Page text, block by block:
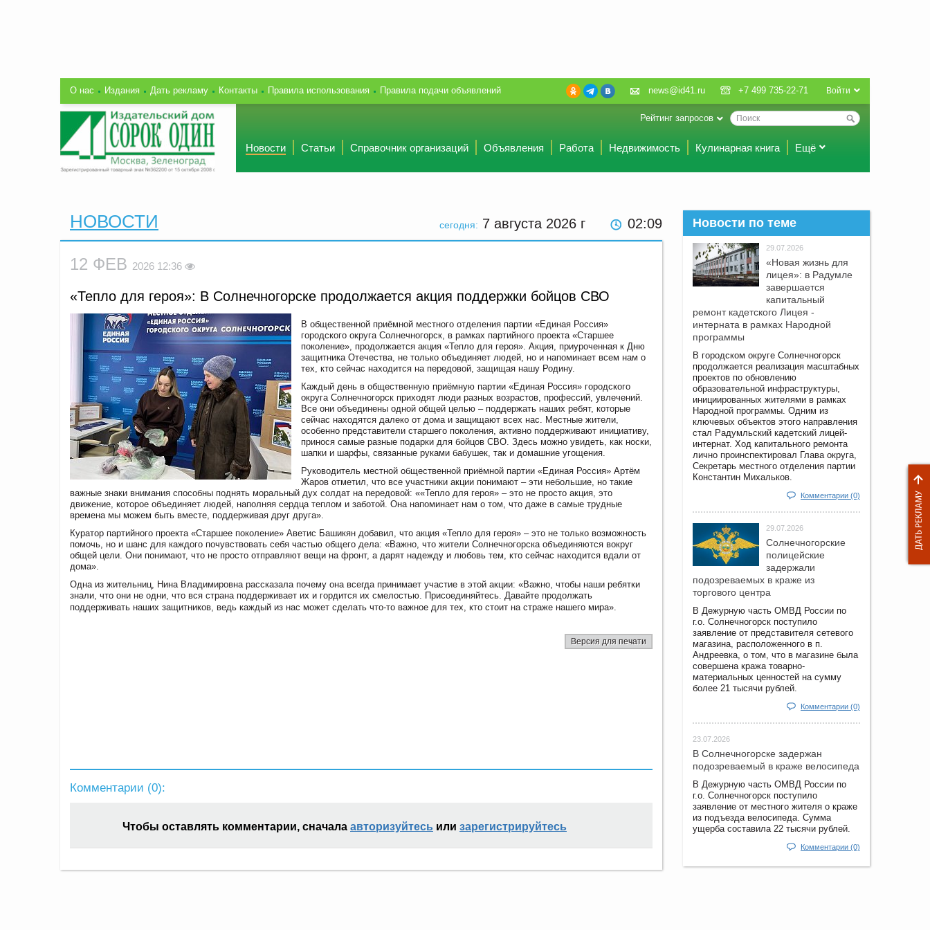
О нас Издания Дать рекламу Контакты Правила использования Правила подачи объявлений Войти
news@id41.ru +7 499 735-22-71
Рейтинг запросов
Новости Статьи Справочник организаций Объявления Работа Недвижимость Кулинарная книга Ещё
сегодня: 7 августа 2026 г 02:09
НОВОСТИ
12 ФЕВ 2026 12:36
«Тепло для героя»: В Солнечногорске продолжается акция поддержки бойцов СВО
В общественной приёмной местного отделения партии «Единая Россия»
городского округа Солнечногорск, в рамках партийного проекта «Старшее
поколение», продолжается акция «Тепло для героя». Акция, приуроченная к Дню
защитника Отечества, не только объединяет людей, но и напоминает всем нам о
тех, кто сейчас находится на передовой, защищая нашу Родину.
Каждый день в общественную приёмную партии «Единая Россия» городского
округа Солнечногорск приходят люди разных возрастов, профессий, увлечений.
Все они объединены одной общей целью – поддержать наших ребят, которые
сейчас находятся далеко от дома и защищают всех нас. Местные жители,
особенно представители старшего поколения, активно поддерживают инициативу,
принося самые разные подарки для бойцов СВО. Здесь можно увидеть, как носки,
шапки и шарфы, связанные руками бабушек, так и домашние угощения.
Руководитель местной общественной приёмной партии «Единая Россия» Артём
Жаров отметил, что все участники акции понимают – эти небольшие, но такие
важные знаки внимания способны поднять моральный дух солдат на передовой: ««Тепло для героя» – это не просто акция, это
движение, которое объединяет людей, наполняя сердца теплом и заботой. Она напоминает нам о том, что даже в самые трудные
времена мы можем быть вместе, поддерживая друг друга».
Куратор партийного проекта «Старшее поколение» Аветис Башикян добавил, что акция «Тепло для героя» – это не только возможность
помочь, но и шанс для каждого почувствовать себя частью общего дела: «Важно, что жители Солнечногорска объединяются вокруг
общей цели. Они понимают, что не просто отправляют вещи на фронт, а дарят надежду и любовь тем, кто сейчас находится вдали от
дома».
Одна из жительниц, Нина Владимировна рассказала почему она всегда принимает участие в этой акции: «Важно, чтобы наши ребятки
знали, что они не одни, что вся страна поддерживает их и гордится их смелостью. Присоединяйтесь. Давайте продолжать
поддерживать наших защитников, ведь каждый из нас может сделать что-то важное для тех, кто стоит на страже нашего мира».
Версия для печати
Комментарии (0):
Чтобы оставлять комментарии, сначала авторизуйтесь или зарегистрируйтесь
Новости по теме
29.07.2026
«Новая жизнь для
лицея»: в Радумле
завершается
капитальный
ремонт кадетского Лицея -
интерната в рамках Народной
программы
В городском округе Солнечногорск
продолжается реализация масштабных
проектов по обновлению
образовательной инфраструктуры,
инициированных жителями в рамках
Народной программы. Одним из
ключевых объектов этого направления
стал Радумльский кадетский лицей-
интернат. Ход капитального ремонта
лично проинспектировал Глава округа,
Секретарь местного отделения партии
Константин Михальков.
Комментарии (0)
29.07.2026
Солнечногорские
полицейские
задержали
подозреваемых в краже из
торгового центра
В Дежурную часть ОМВД России по
г.о. Солнечногорск поступило
заявление от представителя сетевого
магазина, расположенного в п.
Андреевка, о том, что в магазине была
совершена кража товарно-
материальных ценностей на сумму
более 21 тысячи рублей.
Комментарии (0)
23.07.2026
В Солнечногорске задержан
подозреваемый в краже велосипеда
В Дежурную часть ОМВД России по
г.о. Солнечногорск поступило
заявление от местного жителя о краже
из подъезда велосипеда. Сумма
ущерба составила 22 тысячи рублей.
Комментарии (0)